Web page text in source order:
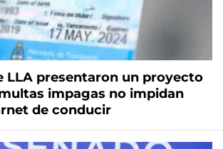
LLA presentaron un proyecto
impagas no impidan
de conducir